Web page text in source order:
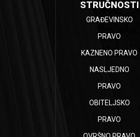
STRUČNOSTI
GRAĐEVINSKO
PRAVO
KAZNENO PRAVO
NASLJEDNO
PRAVO
OBITELJSKO
PRAVO